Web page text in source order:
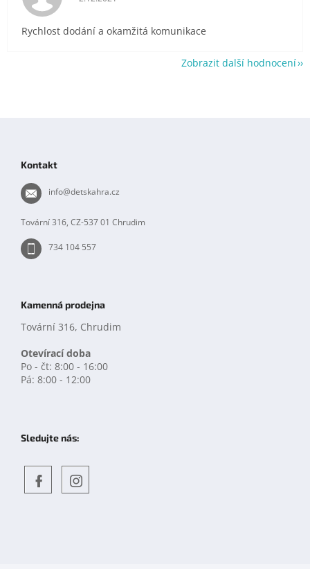
Rychlost dodání a okamžitá komunikace
Zobrazit další hodnocení
Kontakt
info@detskahra.cz
Tovární 316, CZ-537 01 Chrudim
734 104 557
Kamenná prodejna
Tovární 316, Chrudim
Otevírací doba
Po - čt: 8:00 - 16:00
Pá: 8:00 - 12:00
Sledujte nás: